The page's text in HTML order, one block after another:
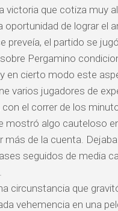
victoria que cotiza muy
oportunidad de lograr el
preveía, el partido se
Pergamino
en cierto modo este
varios jugadores de
con el correr de los
mostró algo cauteloso
más de la cuenta.
seguidos de media
circunstancia que
vehemencia en una